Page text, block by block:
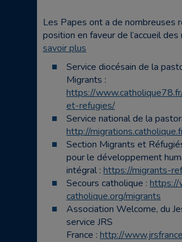
Les Papes ont a de nombreuses
position en faveur de l’accueil des
savoir plus
Service diocésain de la
Migrants :
https://
et-refugies/
Service national de la
http://
Section Migrants et
pour le développement
intégral : https://migrants-
Secours catholique : https://
catholique.org/migrants
Association Welcome, du
service JRS
France : http://